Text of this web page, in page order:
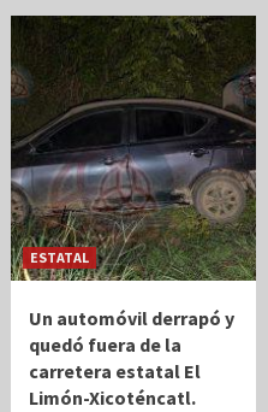
ESTATAL
Un automóvil derrapó y
quedó fuera de la
carretera estatal El
Limón-Xicoténcatl.